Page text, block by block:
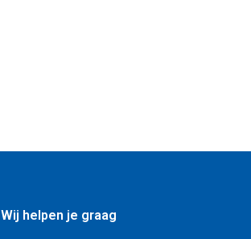
Wij helpen je graag